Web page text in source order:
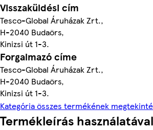
Visszaküldési cím
Tesco-Global Áruházak Zrt.,
H-2040 Budaörs,
Kinizsi út 1-3.
Forgalmazó címe
Tesco-Global Áruházak Zrt.,
H-2040 Budaörs,
Kinizsi út 1-3.
Kategória összes termékének
Termékleírás használatával